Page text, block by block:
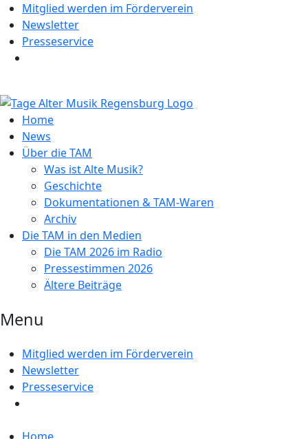
Mitglied werden im Förderverein
Newsletter
Presseservice
Home
News
Über die TAM
Was ist Alte Musik?
Geschichte
Dokumentationen & TAM-Waren
Archiv
Die TAM in den Medien
Die TAM 2026 im Radio
Pressestimmen 2026
Ältere Beiträge
Menu
Mitglied werden im Förderverein
Newsletter
Presseservice